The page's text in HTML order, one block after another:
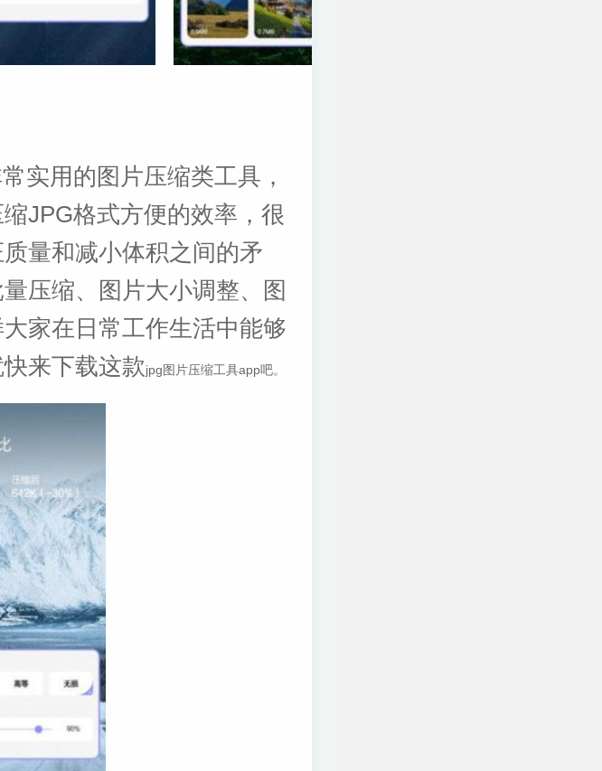
实用的图片压缩类工具，
JPG格式方便的效率，很
量和减小体积之间的矛
压缩、图片大小调整、图
家在日常工作生活中能够
来下载这款jpg图片压缩工具app吧。